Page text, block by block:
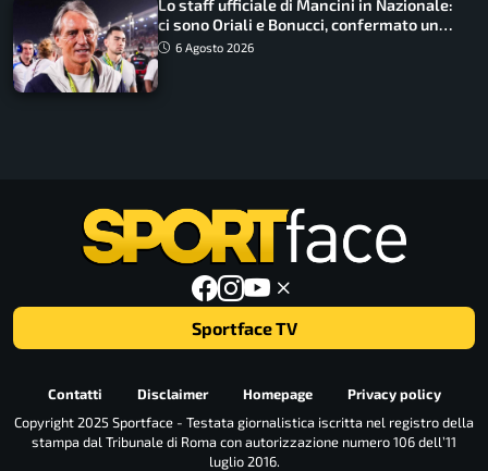
Lo staff ufficiale di Mancini in Nazionale:
ci sono Oriali e Bonucci, confermato un
ritorno
6 Agosto 2026
Sportface TV
Contatti Disclaimer Homepage
Privacy policy
Copyright 2025 Sportface - Testata giornalistica iscritta nel registro della
stampa dal Tribunale di Roma con autorizzazione numero 106 dell’11
luglio 2016.